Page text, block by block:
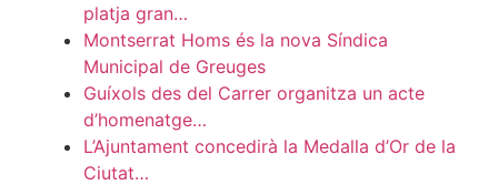
platja gran…
Montserrat Homs és la nova Síndica
Municipal de Greuges
Guíxols des del Carrer organitza un acte
d’homenatge…
L’Ajuntament concedirà la Medalla d’Or de la
Ciutat…